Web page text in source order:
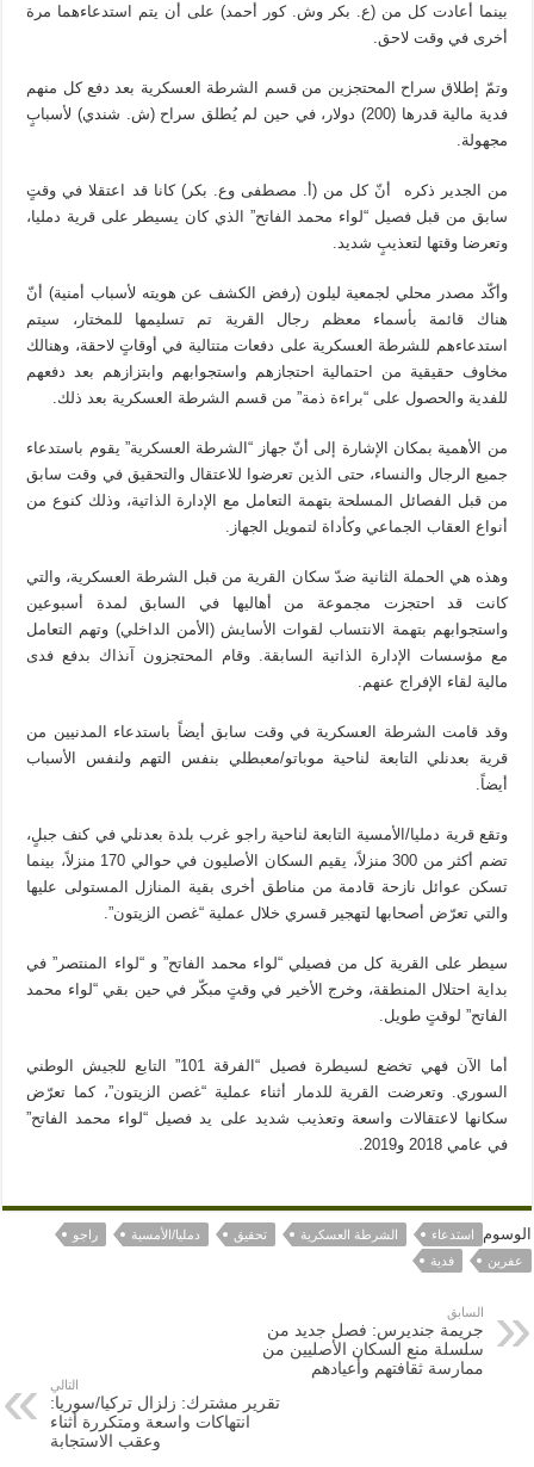
بينما أعادت كل من (ع. بكر وش. كور أحمد) على أن يتم استدعاءهما مرة
أخرى في وقت لاحق.
وتمّ إطلاق سراح المحتجزين من قسم الشرطة العسكرية بعد دفع كل منهم
فدية مالية قدرها (200) دولار، في حين لم يُطلق سراح (ش. شندي) لأسبابٍ
مجهولة.
من الجدير ذكره أنّ كل من (أ. مصطفى وع. بكر) كانا قد اعتقلا في وقتٍ
سابق من قبل فصيل “لواء محمد الفاتح” الذي كان يسيطر على قرية دمليا،
وتعرضا وقتها لتعذيبٍ شديد.
وأكّد مصدر محلي لجمعية ليلون (رفض الكشف عن هويته لأسباب أمنية) أنّ
هناك قائمة بأسماء معظم رجال القرية تم تسليمها للمختار، سيتم
استدعاءهم للشرطة العسكرية على دفعات متتالية في أوقاتٍ لاحقة، وهنالك
مخاوف حقيقية من احتمالية احتجازهم واستجوابهم وابتزازهم بعد دفعهم
للفدية والحصول على “براءة ذمة” من قسم الشرطة العسكرية بعد ذلك.
من الأهمية بمكان الإشارة إلى أنّ جهاز “الشرطة العسكرية” يقوم باستدعاء
جميع الرجال والنساء، حتى الذين تعرضوا للاعتقال والتحقيق في وقت سابق
من قبل الفصائل المسلحة بتهمة التعامل مع الإدارة الذاتية، وذلك كنوع من
أنواع العقاب الجماعي وكأداة لتمويل الجهاز.
وهذه هي الحملة الثانية ضدّ سكان القرية من قبل الشرطة العسكرية، والتي
كانت قد احتجزت مجموعة من أهاليها في السابق لمدة أسبوعين
واستجوابهم بتهمة الانتساب لقوات الأسايش (الأمن الداخلي) وتهم التعامل
مع مؤسسات الإدارة الذاتية السابقة. وقام المحتجزون آنذاك بدفع فدى
مالية لقاء الإفراج عنهم.
وقد قامت الشرطة العسكرية في وقت سابق أيضاً باستدعاء المدنيين من
قرية بعدنلي التابعة لناحية موباتو/معبطلي بنفس التهم ولنفس الأسباب
أيضاً.
وتقع قرية دمليا/الأمسية التابعة لناحية راجو غرب بلدة بعدنلي في كنف جبلٍ،
تضم أكثر من 300 منزلاً، يقيم السكان الأصليون في حوالي 170 منزلاً، بينما
تسكن عوائل نازحة قادمة من مناطق أخرى بقية المنازل المستولى عليها
والتي تعرّض أصحابها لتهجير قسري خلال عملية “غصن الزيتون”.
سيطر على القرية كل من فصيلي “لواء محمد الفاتح” و “لواء المنتصر” في
بداية احتلال المنطقة، وخرج الأخير في وقتٍ مبكّر في حين بقي “لواء محمد
الفاتح” لوقتٍ طويل.
أما الآن فهي تخضع لسيطرة فصيل “الفرقة 101” التابع للجيش الوطني
السوري. وتعرضت القرية للدمار أثناء عملية “غصن الزيتون”، كما تعرّض
سكانها لاعتقالات واسعة وتعذيب شديد على يد فصيل “لواء محمد الفاتح”
في عامي 2018 و2019.
الوسوم استدعاء الشرطة العسكرية تحقيق دمليا/الأمسية
راجو
عفرين
فدية
السابق
جريمة جنديرس: فصل جديد من
سلسلة منع السكان الأصليين من
ممارسة ثقافتهم وأعيادهم
التالي
تقرير مشترك: زلزال تركيا/سوريا:
انتهاكات واسعة ومتكررة أثناء
وعقب الاستجابة